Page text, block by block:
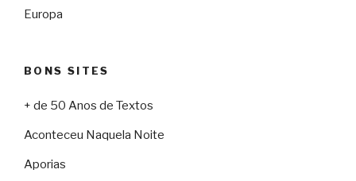
Europa
BONS SITES
+ de 50 Anos de Textos
Aconteceu Naquela Noite
Aporias